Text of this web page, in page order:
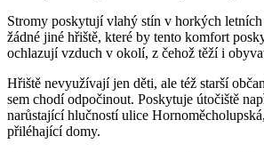
Stromy poskytují vlahý stín v horkých
žádné jiné hřiště, které by tento komfort
ochlazují vzduch v okolí, z čehož těží i
Hřiště nevyužívají jen děti, ale též starší
sem chodí odpočinout. Poskytuje útočiště
narůstající hlučností ulice
přiléhající domy.